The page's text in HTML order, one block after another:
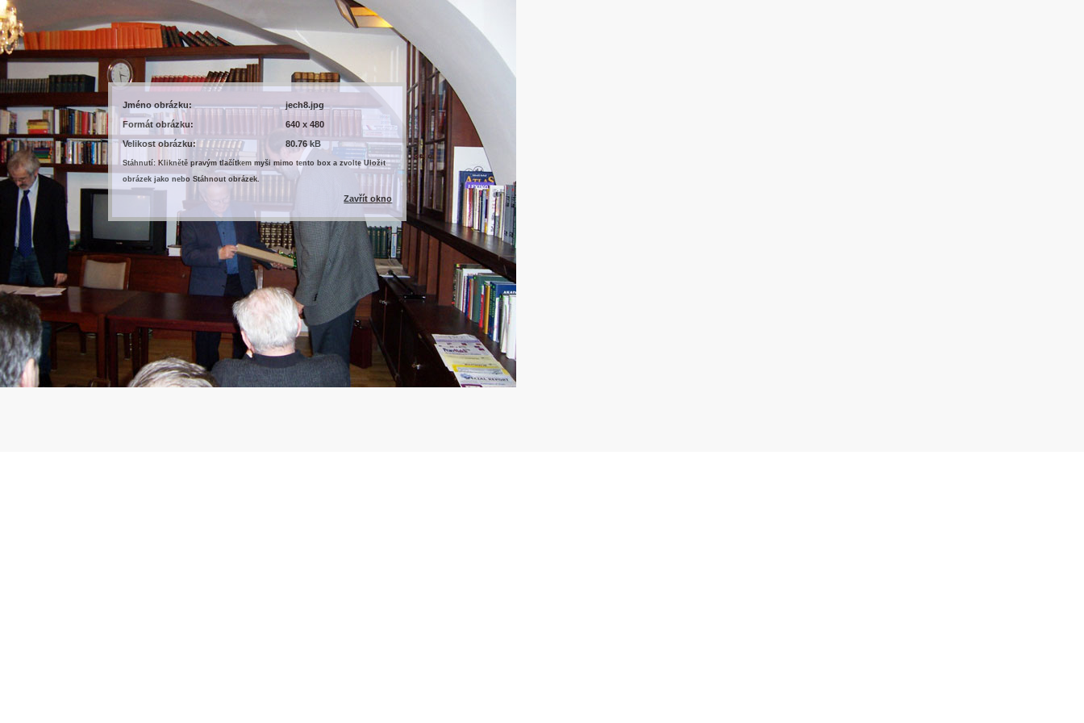
Jméno obrázku:
jech8.jpg
Formát obrázku:
640 x 480
Velikost obrázku:
80.76 kB
Stáhnutí: Kliknětě pravým tlačítkem myši mimo tento box a zvolte Uložit
obrázek jako nebo Stáhnout obrázek.
Zavřít okno